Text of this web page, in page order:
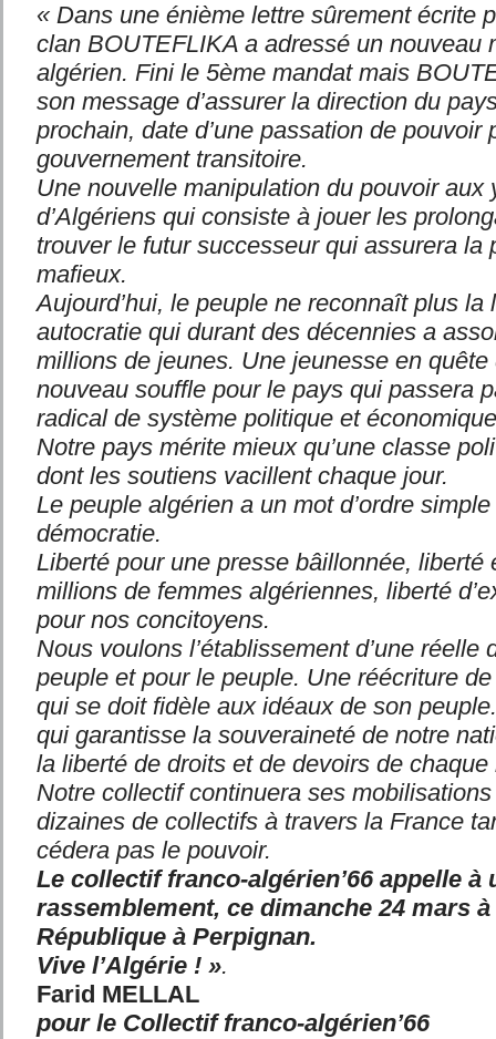
« Dans une énième lettre sûrement écrite
clan BOUTEFLIKA a adressé un nouveau
algérien. Fini le 5ème mandat mais
son message d’assurer la direction du
prochain, date d’une passation de pouvoir
gouvernement transitoire.
Une nouvelle manipulation du pouvoir aux
d’Algériens qui consiste à jouer les
trouver le futur successeur qui assurera la
mafieux.
Aujourd’hui, le peuple ne reconnaît plus la
autocratie qui durant des décennies a
millions de jeunes. Une jeunesse en quête
nouveau souffle pour le pays qui passera
radical de système politique et
Notre pays mérite mieux qu’une classe
dont les soutiens vacillent chaque jour.
Le peuple algérien a un mot d’ordre
démocratie.
Liberté pour une presse bâillonnée, liberté
millions de femmes algériennes, liberté
pour nos concitoyens.
Nous voulons l’établissement d’une réelle
peuple et pour le peuple. Une réécriture
qui se doit fidèle aux idéaux de son
qui garantisse la souveraineté de notre
la liberté de droits et de devoirs de chaque
Notre collectif continuera ses
dizaines de collectifs à travers la France
cédera pas le pouvoir.
Le collectif franco-algérien’66 appelle à
rassemblement, ce dimanche 24 mars à
République à Perpignan.
Vive l’Algérie ! ».
Farid MELLAL
pour le Collectif franco-algérien’66